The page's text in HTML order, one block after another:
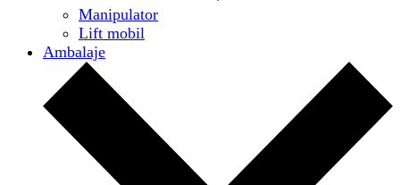
Manipulator
Lift mobil
Ambalaje